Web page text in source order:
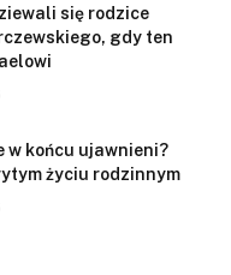
się rodzice
gdy ten
w końcu ujawnieni?
życiu rodzinnym